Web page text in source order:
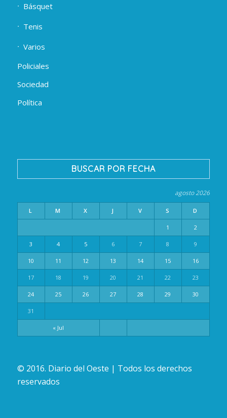
Básquet
Tenis
Varios
Policiales
Sociedad
Política
BUSCAR POR FECHA
agosto 2026
L M X J V S D
« Jul
1 2
3 4 5 6 7 8 9
10 11 12 13 14 15 16
17 18 19 20 21 22 23
24 25 26 27 28 29 30
31
© 2016. Diario del Oeste | Todos los derechos
reservados